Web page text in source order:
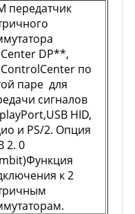
передатчик
DP**,
по
паре для
сигналов
HID,
и PS/2. Опция
2. 0
к 2